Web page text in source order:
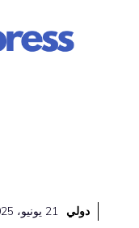
دولي 21 يونيو، 2025